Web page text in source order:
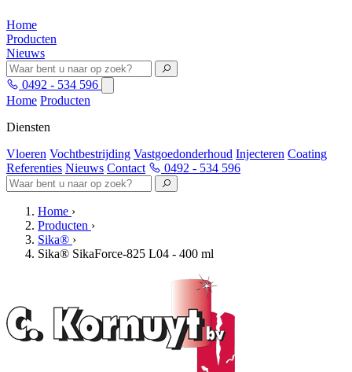
Home
Producten
Nieuws
0492 - 534 596
Home Producten
Diensten
Vloeren Vochtbestrijding Vastgoedonderhoud Injecteren Coating
Referenties Nieuws Contact 0492 - 534 596
Home ›
Producten ›
Sika® ›
Sika® SikaForce-825 L04 - 400 ml